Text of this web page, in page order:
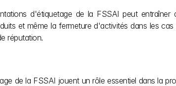
d'étiquetage de la FSSAI peut
et même la fermeture d'activités dans les
réputation.
de la FSSAI jouent un rôle essentiel dans la